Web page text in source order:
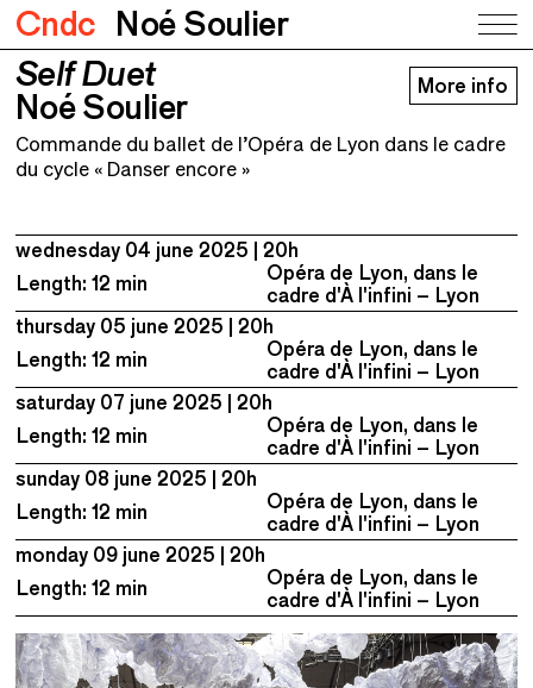
Cndc Noé Soulier
Self Duet
Noé Soulier
Self Duet
Noé Soulier
More info
Commande du ballet de l’Opéra de Lyon dans le cadre
du cycle « Danser encore »
wednesday 04 june 2025
20h
Length: 12 min
Opéra de Lyon, dans le
cadre d'À l'infini – Lyon
thursday 05 june 2025
20h
Length: 12 min
Opéra de Lyon, dans le
cadre d'À l'infini – Lyon
saturday 07 june 2025
20h
Length: 12 min
Opéra de Lyon, dans le
cadre d'À l'infini – Lyon
sunday 08 june 2025
20h
Length: 12 min
Opéra de Lyon, dans le
cadre d'À l'infini – Lyon
monday 09 june 2025
20h
Length: 12 min
Opéra de Lyon, dans le
cadre d'À l'infini – Lyon